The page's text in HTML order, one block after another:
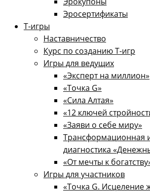
Эросертификаты
Т-игры
Наставничество
Курс по созданию Т-игр
Игры для ведущих
«Эксперт на миллион»
«Точка G»
«Сила Алтая»
«12 ключей
«Заяви о себе миру»
Трансформационная
диагностика
«От мечты к
Игры для участников
«Точка G. Исцеление